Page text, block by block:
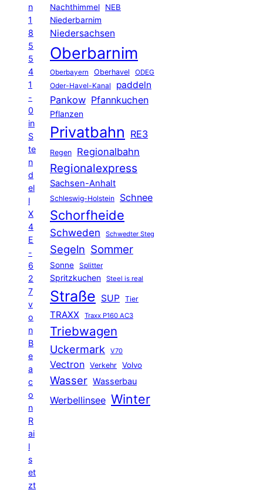
n
1
8
5
5
4
1
-
0
in
S
te
n
d
el
l
X
4
E
-
6
2
7
v
o
n
B
e
a
c
o
n
R
ai
l
s
et
zt
Nachthimmel
NEB
Niederbarnim
Niedersachsen
Oberbarnim
Oberbayern Oberhavel ODEG
Oder-Havel-Kanal paddeln
Pankow Pfannkuchen
Pflanzen
Privatbahn RE3
Regen Regionalbahn
Regionalexpress
Sachsen-Anhalt
Schleswig-Holstein Schnee
Schorfheide
Schweden Schwedter Steg
Segeln Sommer
Sonne Splitter
Spritzkuchen Steel is real
Straße SUP Tier
TRAXX Traxx P160 AC3
Triebwagen
Uckermark V70
Vectron Verkehr Volvo
Wasser Wasserbau
Werbellinsee Winter